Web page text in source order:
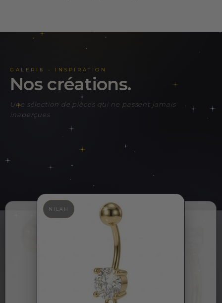
GALERIE - INSPIRATION
nos créations.
Une sélection de pièces qui ne passent jamais
inaperçues
LUXANA